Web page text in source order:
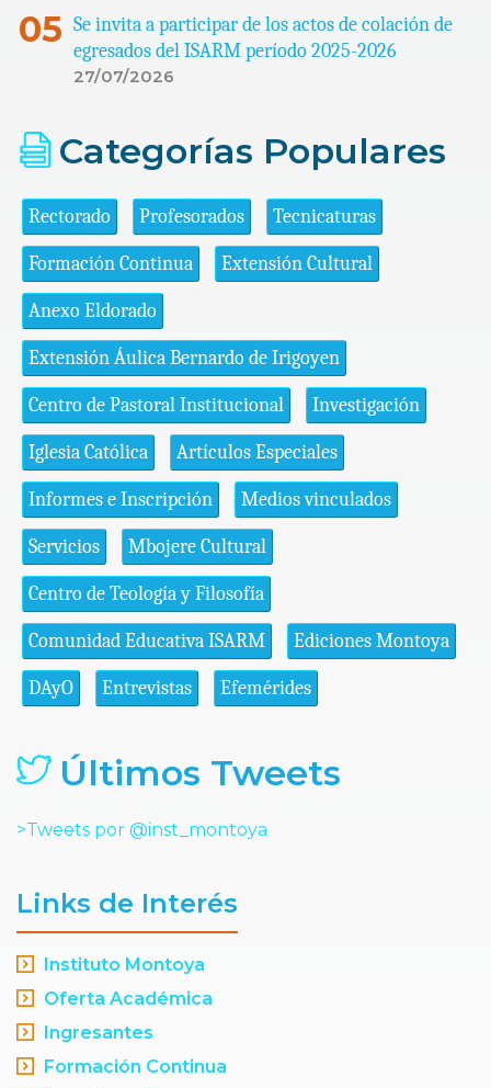
Se invita a participar de los actos de colación de
egresados del ISARM período 2025-2026
27/07/2026
Categorías Populares
Rectorado Profesorados Tecnicaturas
Formación Continua Extensión Cultural
Anexo Eldorado
Extensión Áulica Bernardo de Irigoyen
Centro de Pastoral Institucional Investigación
Iglesia Católica Artículos Especiales
Informes e Inscripción Medios vinculados
Servicios Mbojere Cultural
Centro de Teología y Filosofía
Comunidad Educativa ISARM Ediciones Montoya
DAyO Entrevistas Efemérides
Últimos Tweets
>Tweets por @inst_montoya
Links de Interés
Instituto Montoya
Oferta Académica
Ingresantes
Formación Continua